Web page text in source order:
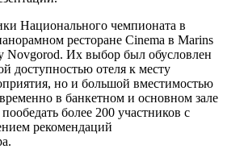
Национального чемпионата в
ресторане Cinema в Marins
Novgorod. Их выбор был обусловлен
доступностью отеля к месту
но и большой вместимостью
в банкетном и основном зале
более 200 участников с
рекомендаций